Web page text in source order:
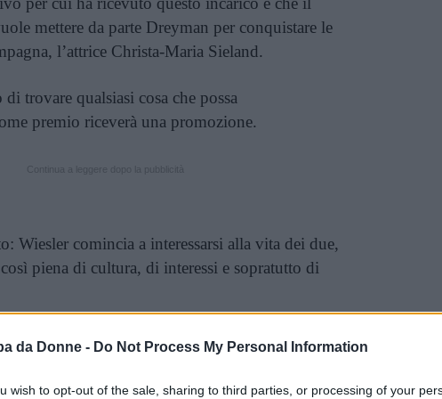
da Donne - Do Not Process My Personal Information
wish to opt-out of the sale, sharing to third parties, or processing of your
mettere da parte Dreyman per conquistare le
l’attrice Christa-Maria Sieland.
trovare qualsiasi cosa che possa
premio riceverà una promozione.
Wiesler comincia a interessarsi alla vita dei due,
piena di cultura, di interessi e sopratutto di
cambia opinione sul regime, mettendo a
per proteggere la cultura e la verità.